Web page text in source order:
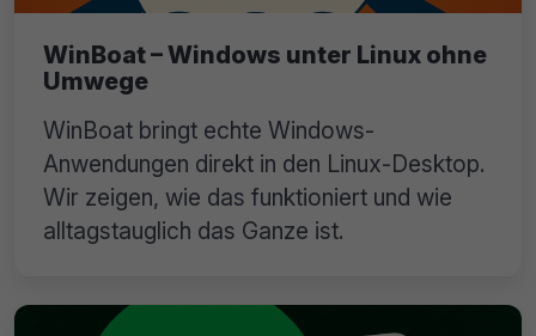
WinBoat – Windows unter Linux ohne
Umwege
WinBoat bringt echte Windows-
Anwendungen direkt in den Linux-Desktop.
Wir zeigen, wie das funktioniert und wie
alltagstauglich das Ganze ist.